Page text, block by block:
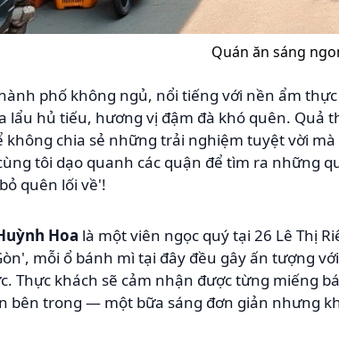
Quán ăn sáng
phố không ngủ, nổi tiếng với nền ẩm
lẩu hủ tiếu, hương vị đậm đà khó quên. Quả
không chia sẻ những trải nghiệm tuyệt vời
tôi dạo quanh các quận để tìm ra những
quên lối về'!
Hoa là một viên ngọc quý tại 26 Lê Thị
mỗi ổ bánh mì tại đây đều gây ấn tượng
Thực khách sẽ cảm nhận được từng miếng
bên trong — một bữa sáng đơn giản nhưng